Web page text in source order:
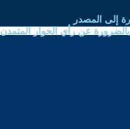
إلى المصدر
عن رأي الحوار المتمدن